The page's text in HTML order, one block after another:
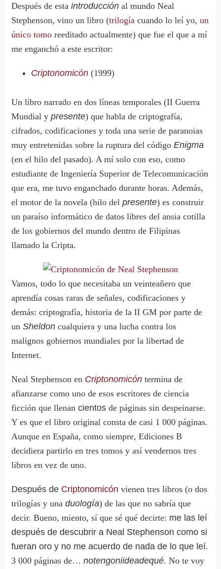
Después de estaintroducción al mundo Neal
Stephenson, vino un libro (trilogía cuando lo leí yo,un
único tomo reeditado actualmente) que fue el que a mí
me enganchó a este escritor:
Criptonomicón (1999)
Un libro narrado en dos líneas temporales (II Guerra
Mundial ypresente) que habla de criptografía,
cifrados, codificaciones y toda una serie de paranoias
muy entretenidas sobre la ruptura del códigoEnigma
(en el hilo del pasado). A mí solo con eso, como
estudiante de Ingeniería Superior de Telecomunicación
que era, me tuvo enganchado durante horas. Además,
el motor de la novela (hilo delpresente) es construir
un paraíso informático de datos libres del ansia cotilla
de los gobiernos del mundo dentro de Filipinas
llamado la Cripta.
Vamos, todo lo que necesitaba un veinteañero que
aprendía cosas raras de señales, codificaciones y
demás: criptografía, historia de la II GM por parte de
unSheldon cualquiera y una lucha contra los
malignos gobiernos mundiales por la libertad de
Internet.
Neal Stephenson en Criptonomicón termina de
afianzarse como uno de esos escritores de ciencia
ficción que llenancientos de páginas sin despeinarse.
Y es que el libro original consta de casi 1 000 páginas.
Aunque en España, como siempre, Ediciones B
decidiera partirlo en tres tomos y así vendernos tres
libros en vez de uno.
Después de Criptonomicón vienen tres libros (o dos
trilogías y unaduología) de las que no sabría que
decir. Bueno, miento, sí que sé qué decirte: me las leí
después de descubrir a Neal Stephenson como si
fueran oro y no me acuerdo de nada de lo que leí.
3 000 páginas de…notengoniideadequé. No te voy